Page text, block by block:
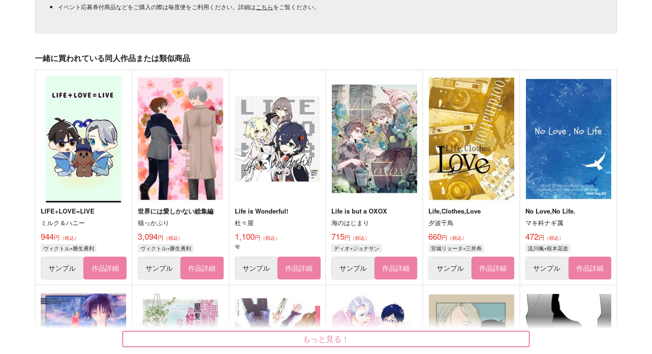
イベント応募券付商品などをご購入の際は毎度便をご利用ください。詳細は こちらをご覧ください。
一緒に買われている同人作品または類似商品
LIFE+LOVE=LIVE
ミルク＆ハニー
944円 （税込）
ヴィクトル×勝生勇利
サンプル 作品詳細
世界には愛しかない総集編
猫っかぶり
3,094円 （税込）
ヴィクトル×勝生勇利
サンプル 作品詳細
Life is Wonderful!
杜々屋
1,100円 （税込）
蛍
サンプル 作品詳細
Life is but a OXOX
海のはじまり
715円 （税込）
ディオ×ジョナサン
サンプル 作品詳細
Life,Clothes,Love
夕波千鳥
660円 （税込）
宮城リョータ×三井寿
サンプル 作品詳細
No Love,No Life.
マキ科ナギ属
472円 （税込）
流川楓×桜木花道
サンプル 作品詳細
もっと見る！